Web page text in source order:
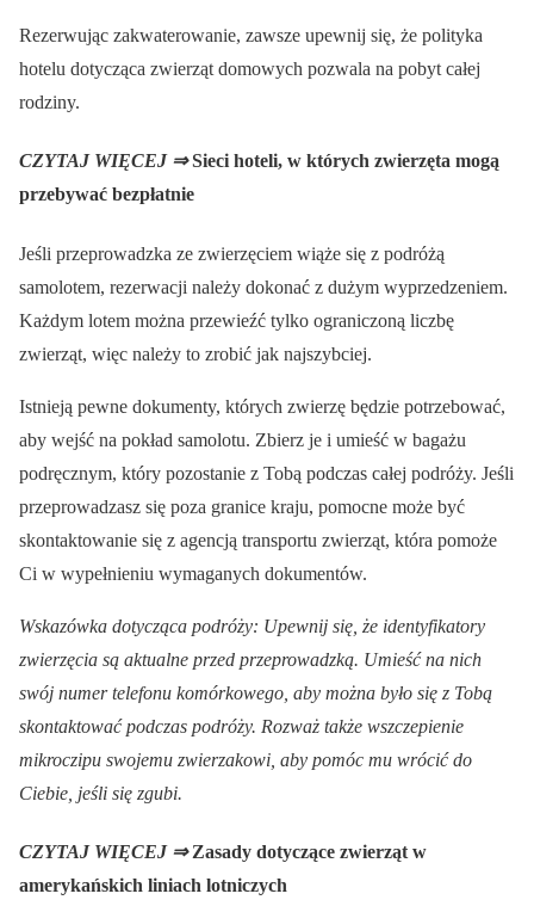
Rezerwując zakwaterowanie, zawsze upewnij się, że polityka
hotelu dotycząca zwierząt domowych pozwala na pobyt całej
rodziny.
CZYTAJ WIĘCEJ ⇒Sieci hoteli, w których zwierzęta mogą
przebywać bezpłatnie
Jeśli przeprowadzka ze zwierzęciem wiąże się z podróżą
samolotem, rezerwacji należy dokonać z dużym wyprzedzeniem.
Każdym lotem można przewieźć tylko ograniczoną liczbę
zwierząt, więc należy to zrobić jak najszybciej.
Istnieją pewne dokumenty, których zwierzę będzie potrzebować,
aby wejść na pokład samolotu. Zbierz je i umieść w bagażu
podręcznym, który pozostanie z Tobą podczas całej podróży. Jeśli
przeprowadzasz się poza granice kraju, pomocne może być
skontaktowanie się z agencją transportu zwierząt, która pomoże
Ci w wypełnieniu wymaganych dokumentów.
Wskazówka dotycząca podróży: Upewnij się, że identyfikatory
zwierzęcia są aktualne przed przeprowadzką. Umieść na nich
swój numer telefonu komórkowego, aby można było się z Tobą
skontaktować podczas podróży. Rozważ także wszczepienie
mikroczipu swojemu zwierzakowi, aby pomóc mu wrócić do
Ciebie, jeśli się zgubi.
CZYTAJ WIĘCEJ ⇒Zasady dotyczące zwierząt w
amerykańskich liniach lotniczych